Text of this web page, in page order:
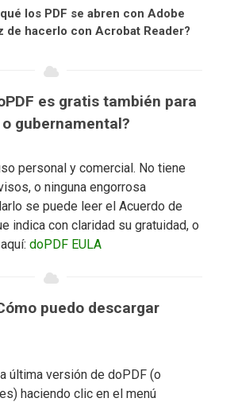
los PDF se abren con Adobe
de hacerlo con Acrobat Reader?
es gratis también para
gubernamental?
personal y comercial. No tiene
o ninguna engorrosa
se puede leer el Acuerdo de
indica con claridad su gratuidad, o
doPDF EULA
puedo descargar
última versión de doPDF (o
haciendo clic en el menú